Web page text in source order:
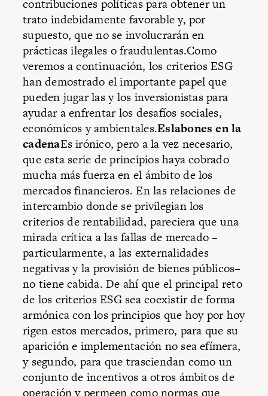
contribuciones políticas para obtener un
trato indebidamente favorable y, por
supuesto, que no se involucrarán en
prácticas ilegales o fraudulentas.Como
veremos a continuación, los criterios ESG
han demostrado el importante papel que
pueden jugar las y los inversionistas para
ayudar a enfrentar los desafíos sociales,
económicos y ambientales.Eslabones en la
cadenaEs irónico, pero a la vez necesario,
que esta serie de principios haya cobrado
mucha más fuerza en el ámbito de los
mercados financieros. En las relaciones de
intercambio donde se privilegian los
criterios de rentabilidad, pareciera que una
mirada crítica a las fallas de mercado –
particularmente, a las externalidades
negativas y la provisión de bienes públicos–
no tiene cabida. De ahí que el principal reto
de los criterios ESG sea coexistir de forma
armónica con los principios que hoy por hoy
rigen estos mercados, primero, para que su
aparición e implementación no sea efímera,
y segundo, para que trasciendan como un
conjunto de incentivos a otros ámbitos de
operación y permeen como normas que